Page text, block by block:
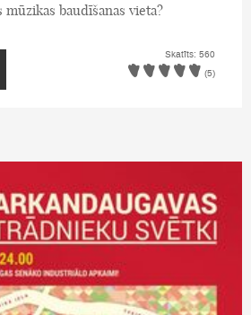
mūzikas baudīšanas vieta?
Skatīts: 560
(5)